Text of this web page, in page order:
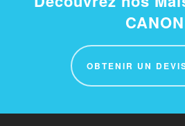
CANON
OBTENIR UN